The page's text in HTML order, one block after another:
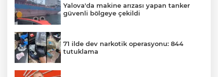
Yalova'da makine arızası yapan tanker
güvenli bölgeye çekildi
71 ilde dev narkotik operasyonu: 844
tutuklama